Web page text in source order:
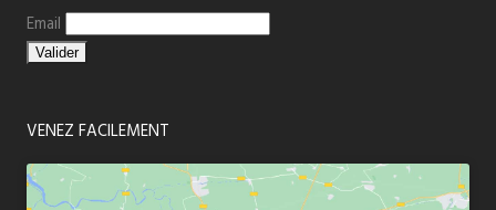
Email
VENEZ FACILEMENT